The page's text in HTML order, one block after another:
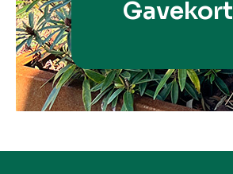
Gavekort